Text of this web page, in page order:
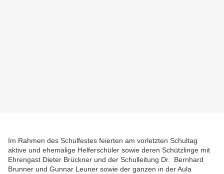
Im Rahmen des Schulfestes feierten am vorletzten Schultag
aktive und ehemalige Helferschüler sowie deren Schützlinge mit
Ehrengast Dieter Brückner und der Schulleitung Dr. Bernhard
Brunner und Gunnar Leuner sowie der ganzen in der Aula